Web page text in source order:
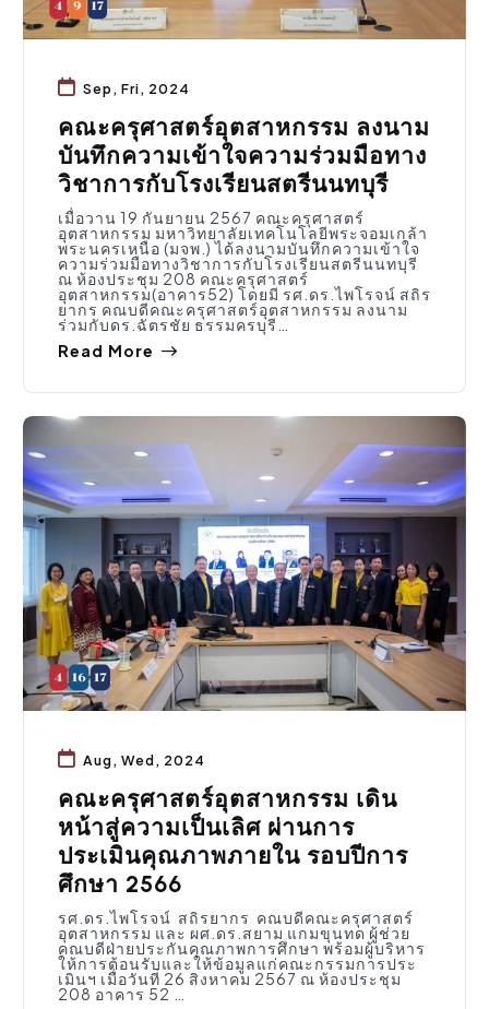
Sep, Fri, 2024
คณะครุศาสตร์อุตสาหกรรม ลงนาม
บันทึกความเข้าใจความร่วมมือทาง
วิชาการกับโรงเรียนสตรีนนทบุรี
เมื่อวาน 19 กันยายน 2567 คณะครุศาสตร์
อุตสาหกรรม มหาวิทยาลัยเทคโนโลยีพระจอมเกล้า
พระนครเหนือ (มจพ.) ได้ลงนามบันทึกความเข้าใจ
ความร่วมมือทางวิชาการกับโรงเรียนสตรีนนทบุรี
ณ ห้องประชุม 208 คณะครุศาสตร์
อุตสาหกรรม(อาคาร52) โดยมี รศ.ดร.ไพโรจน์ สถิร
ยากร คณบดีคณะครุศาสตร์อุตสาหกรรม ลงนาม
ร่วมกับดร.ฉัตรชัย ธรรมครบุรี…
Read More
กิจกรรมคณะ
Aug, Wed, 2024
คณะครุศาสตร์อุตสาหกรรม เดิน
หน้าสู่ความเป็นเลิศ ผ่านการ
ประเมินคุณภาพภายใน รอบปีการ
ศึกษา 2566
รศ.ดร.ไพโรจน์ สถิรยากร คณบดีคณะครุศาสตร์
อุตสาหกรรม และ ผศ.ดร.สยาม แกมขุนทด ผู้ช่วย
คณบดีฝ่ายประกันคุณภาพการศึกษา พร้อมผู้บริหาร
ให้การต้อนรับและให้ข้อมูลแก่คณะกรรมการประ
เมินฯ เมื่อวันที่ 26 สิงหาคม 2567 ณ ห้องประชุม
208 อาคาร 52 …